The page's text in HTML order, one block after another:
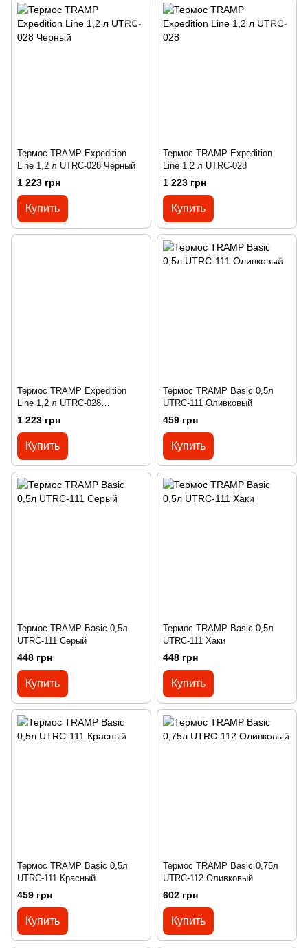
Термос TRAMP Expedition
Line 1,2 л UTRC-028 Черный
1 223 грн
Купить
Термос TRAMP Expedition
Line 1,2 л UTRC-028
1 223 грн
Купить
Термос TRAMP Expedition
Line 1,2 л UTRC-028
фиолетовый
1 223 грн
Купить
Термос TRAMP Basic 0,5л
UTRC-111 Оливковый
459 грн
Купить
Термос TRAMP Basic 0,5л
UTRC-111 Серый
448 грн
Купить
Термос TRAMP Basic 0,5л
UTRC-111 Хаки
448 грн
Купить
Термос TRAMP Basic 0,5л
UTRC-111 Красный
459 грн
Купить
Термос TRAMP Basic 0,75л
UTRC-112 Оливковый
602 грн
Купить